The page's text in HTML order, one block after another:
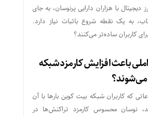
دیجیتال با هزاران دارایی پرنوسان، به جای
به یک نقطه شروع باثبات نیاز دارد.
کاربران ساده‌تر می‌کنند؟
باعث افزایش کارمزد شبکه
که کاربران شبکه بیت کوین بارها با آن
نوسان محسوس کارمزد تراکنش‌ها در